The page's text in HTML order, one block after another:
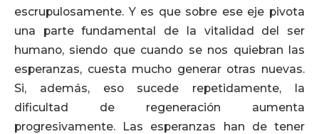
escrupulosamente. Y es que sobre ese eje pivota
una parte fundamental de la vitalidad del ser
humano, siendo que cuando se nos quiebran las
esperanzas, cuesta mucho generar otras nuevas.
Si, además, eso sucede repetidamente, la
dificultad de regeneración aumenta
progresivamente. Las esperanzas han de tener